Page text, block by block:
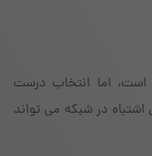
است، اما انتخاب درست
در شبکه می تواند